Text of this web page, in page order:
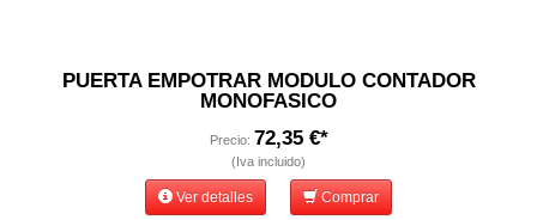
PUERTA EMPOTRAR MODULO CONTADOR
MONOFASICO
Precio: 72,35 €*
(Iva incluido)
Ver detalles Comprar